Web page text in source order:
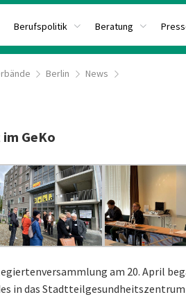
Berufspolitik Beratung
Berlin News
GeKo
am 20. April
in das Stadtteilgesundheitszentrum